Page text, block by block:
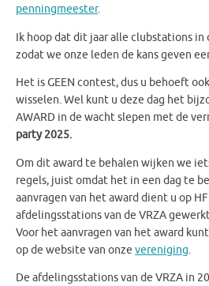
penningmeester.
Ik hoop dat dit jaar alle clubstations in
zodat we onze leden de kans geven
Het is GEEN contest, dus u behoeft
wisselen. Wel kunt u deze dag het
AWARD in de wacht slepen met de
party 2025.
Om dit award te behalen wijken we
regels, juist omdat het in een dag te
aanvragen van het award dient u op
afdelingsstations van de VRZA
Voor het aanvragen van het award
op de website van onze vereniging.
De afdelingsstations van de VRZA in